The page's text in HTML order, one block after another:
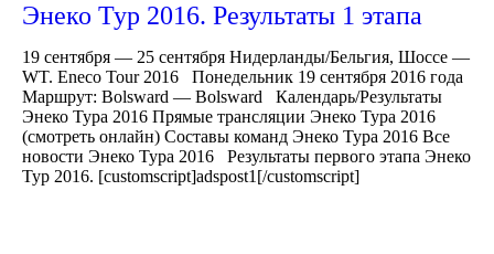
Энеко Тур 2016. Результаты 1 этапа
19 сентября — 25 сентября Нидерланды/Бельгия, Шоссе —
WT. Eneco Tour 2016 Понедельник 19 сентября 2016 года
Маршрут: Bolsward — Bolsward Календарь/Результаты
Энеко Тура 2016 Прямые трансляции Энеко Тура 2016
(смотреть онлайн) Составы команд Энеко Тура 2016 Все
новости Энеко Тура 2016 Результаты первого этапа Энеко
Тур 2016. [customscript]adspost1[/customscript]